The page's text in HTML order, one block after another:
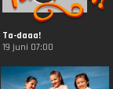
Ta-daaa!
19 juni 07:00